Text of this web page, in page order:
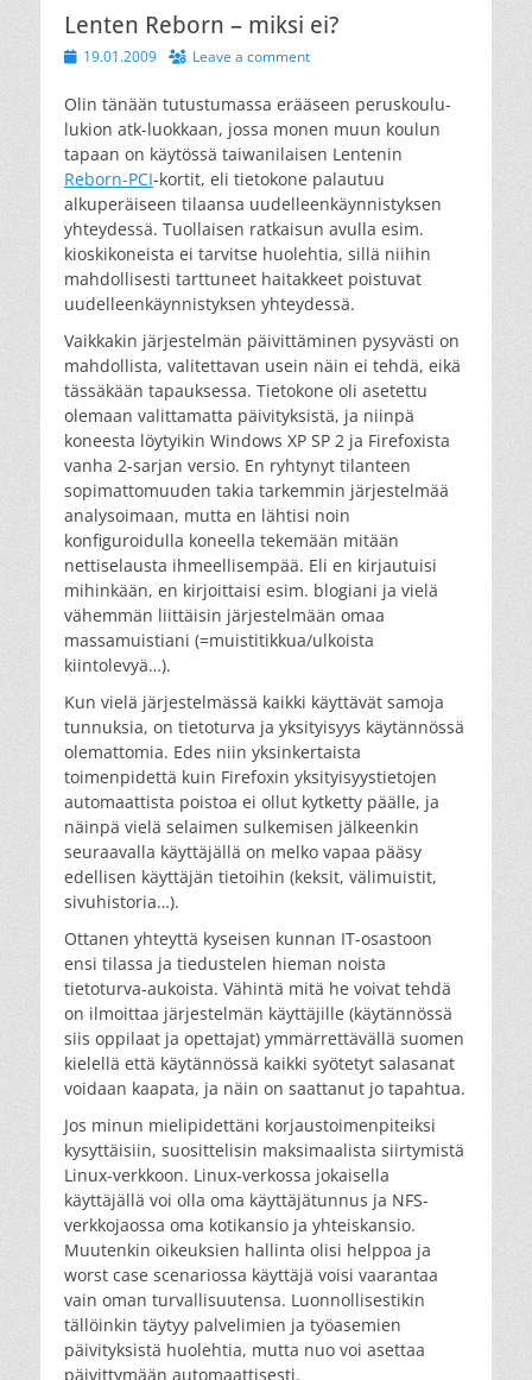
Lenten Reborn – miksi ei?
Posted19.01.2009 Leave a comment
Olin tänään tutustumassa erääseen peruskoulu-
lukion atk-luokkaan, jossa monen muun koulun
tapaan on käytössä taiwanilaisen Lentenin
Reborn-PCI-kortit, eli tietokone palautuu
alkuperäiseen tilaansa uudelleenkäynnistyksen
yhteydessä. Tuollaisen ratkaisun avulla esim.
kioskikoneista ei tarvitse huolehtia, sillä niihin
mahdollisesti tarttuneet haitakkeet poistuvat
uudelleenkäynnistyksen yhteydessä.
Vaikkakin järjestelmän päivittäminen pysyvästi on
mahdollista, valitettavan usein näin ei tehdä, eikä
tässäkään tapauksessa. Tietokone oli asetettu
olemaan valittamatta päivityksistä, ja niinpä
koneesta löytyikin Windows XP SP 2 ja Firefoxista
vanha 2-sarjan versio. En ryhtynyt tilanteen
sopimattomuuden takia tarkemmin järjestelmää
analysoimaan, mutta en lähtisi noin
konfiguroidulla koneella tekemään mitään
nettiselausta ihmeellisempää. Eli en kirjautuisi
mihinkään, en kirjoittaisi esim. blogiani ja vielä
vähemmän liittäisin järjestelmään omaa
massamuistiani (=muistitikkua/ulkoista
kiintolevyä…).
Kun vielä järjestelmässä kaikki käyttävät samoja
tunnuksia, on tietoturva ja yksityisyys käytännössä
olemattomia. Edes niin yksinkertaista
toimenpidettä kuin Firefoxin yksityisyystietojen
automaattista poistoa ei ollut kytketty päälle, ja
näinpä vielä selaimen sulkemisen jälkeenkin
seuraavalla käyttäjällä on melko vapaa pääsy
edellisen käyttäjän tietoihin (keksit, välimuistit,
sivuhistoria…).
Ottanen yhteyttä kyseisen kunnan IT-osastoon
ensi tilassa ja tiedustelen hieman noista
tietoturva-aukoista. Vähintä mitä he voivat tehdä
on ilmoittaa järjestelmän käyttäjille (käytännössä
siis oppilaat ja opettajat) ymmärrettävällä suomen
kielellä että käytännössä kaikki syötetyt salasanat
voidaan kaapata, ja näin on saattanut jo tapahtua.
Jos minun mielipidettäni korjaustoimenpiteiksi
kysyttäisiin, suosittelisin maksimaalista siirtymistä
Linux-verkkoon. Linux-verkossa jokaisella
käyttäjällä voi olla oma käyttäjätunnus ja NFS-
verkkojaossa oma kotikansio ja yhteiskansio.
Muutenkin oikeuksien hallinta olisi helppoa ja
worst case scenariossa käyttäjä voisi vaarantaa
vain oman turvallisuutensa. Luonnollisestikin
tällöinkin täytyy palvelimien ja työasemien
päivityksistä huolehtia, mutta nuo voi asettaa
päivittymään automaattisesti.